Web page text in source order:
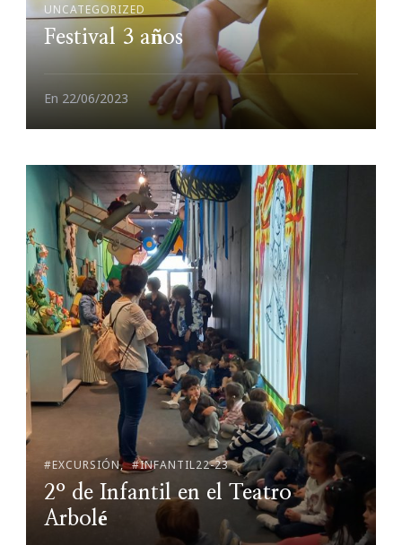
UNCATEGORIZED
Festival 3 años
En 22/06/2023
#EXCURSIÓN #INFANTIL22-23
2º de Infantil en el Teatro
Arbolé